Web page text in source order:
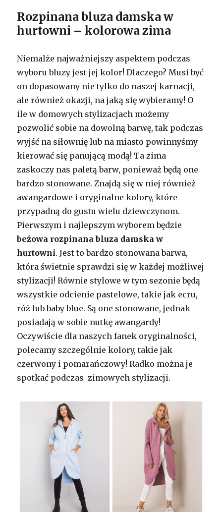
Rozpinana bluza damska w
hurtowni – kolorowa zima
Niemalże najważniejszy aspektem podczas
wyboru bluzy jest jej kolor! Dlaczego? Musi być
on dopasowany nie tylko do naszej karnacji,
ale również okazji, na jaką się wybieramy! O
ile w domowych stylizacjach możemy
pozwolić sobie na dowolną barwę, tak podczas
wyjść na siłownię lub na miasto powinnyśmy
kierować się panującą modą! Ta zima
zaskoczy nas paletą barw, ponieważ będą one
bardzo stonowane. Znajdą się w niej również
awangardowe i oryginalne kolory, które
przypadną do gustu wielu dziewczynom.
Pierwszym i najlepszym wyborem będzie
beżowa rozpinana bluza damska w
hurtowni. Jest to bardzo stonowana barwa,
która świetnie sprawdzi się w każdej możliwej
stylizacji! Równie stylowe w tym sezonie będą
wszystkie odcienie pastelowe, takie jak ecru,
róż lub baby blue. Są one stonowane, jednak
posiadają w sobie nutkę awangardy!
Oczywiście dla naszych fanek oryginalności,
polecamy szczególnie kolory, takie jak
czerwony i pomarańczowy! Radko można je
spotkać podczas zimowych stylizacji.